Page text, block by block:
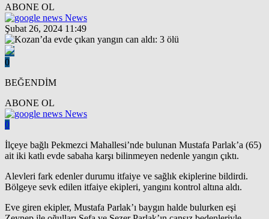
ABONE OL
News
Şubat 26, 2024 11:49
0
BEĞENDİM
ABONE OL
News
0
İlçeye bağlı Pekmezci Mahallesi’nde bulunan Mustafa Parlak’a (65)
ait iki katlı evde sabaha karşı bilinmeyen nedenle yangın çıktı.
Alevleri fark edenler durumu itfaiye ve sağlık ekiplerine bildirdi.
Bölgeye sevk edilen itfaiye ekipleri, yangını kontrol altına aldı.
Eve giren ekipler, Mustafa Parlak’ı baygın halde bulurken eşi